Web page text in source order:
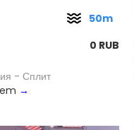
0 RUB
- Сплит
→
50m